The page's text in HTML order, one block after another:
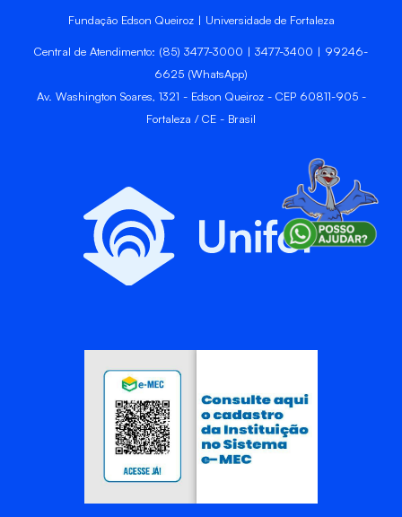
Fundação Edson Queiroz | Universidade de Fortaleza
Central de Atendimento: (85) 3477-3000 | 3477-3400 | 99246-
6625 (WhatsApp)
Av. Washington Soares, 1321 - Edson Queiroz - CEP 60811-905 -
Fortaleza / CE - Brasil